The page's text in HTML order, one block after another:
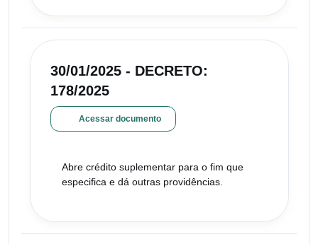
30/01/2025 - DECRETO:
178/2025
Acessar documento
Abre crédito suplementar para o fim que
especifica e dá outras providências.